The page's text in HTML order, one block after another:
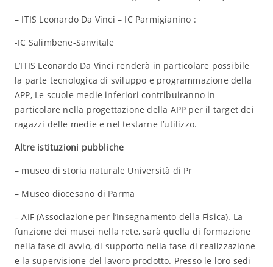
– ITIS Leonardo Da Vinci – IC Parmigianino :
-IC Salimbene-Sanvitale
L’ITIS Leonardo Da Vinci renderà in particolare possibile
la parte tecnologica di sviluppo e programmazione della
APP, Le scuole medie inferiori contribuiranno in
particolare nella progettazione della APP per il target dei
ragazzi delle medie e nel testarne l’utilizzo.
Altre istituzioni pubbliche
– museo di storia naturale Università di Pr
– Museo diocesano di Parma
– AIF (Associazione per l’Insegnamento della Fisica). La
funzione dei musei nella rete, sarà quella di formazione
nella fase di avvio, di supporto nella fase di realizzazione
e la supervisione del lavoro prodotto. Presso le loro sedi